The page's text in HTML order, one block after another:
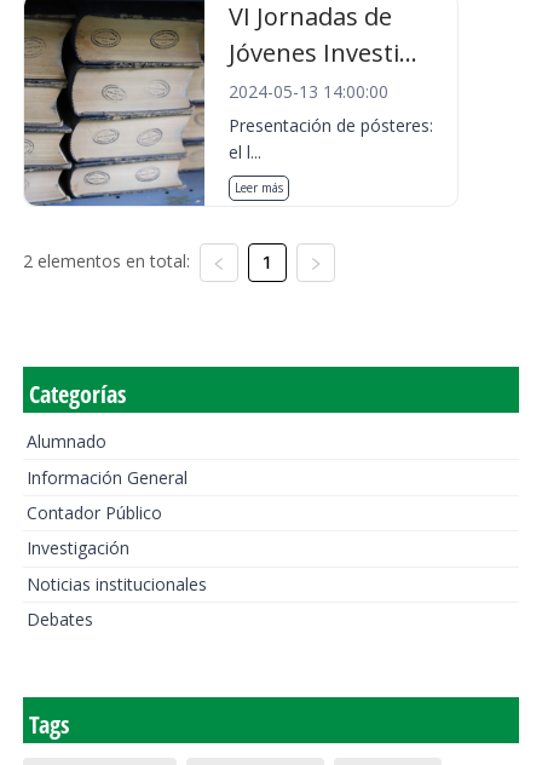
VI Jornadas de
Jóvenes Investi...
2024-05-13 14:00:00
Presentación de pósteres:
el l...
Leer más
2 elementos en total: 1
Categorías
Alumnado
Información General
Contador Público
Investigación
Noticias institucionales
Debates
Tags